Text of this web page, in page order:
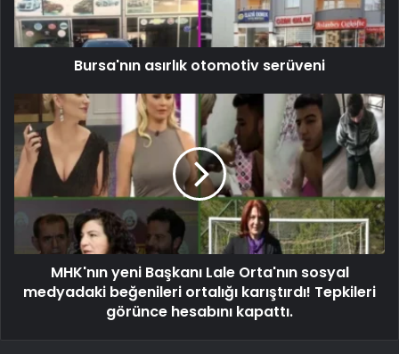
Bursa'nın asırlık otomotiv serüveni
MHK'nın yeni Başkanı Lale Orta'nın sosyal
medyadaki beğenileri ortalığı karıştırdı! Tepkileri
görünce hesabını kapattı.